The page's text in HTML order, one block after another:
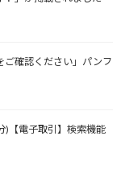
ご確認ください」パンフ
)【電子取引】検索機能